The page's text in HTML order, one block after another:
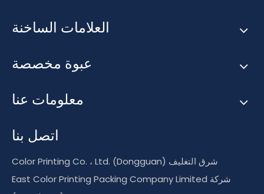
العلامات الساخنة
عبوة مخصصة
معلومات عنا
اتصل بنا
شرق التغليف Color Printing Co. ، Ltd. (Dongguan)
شركة East Color Printing Packing Company Limited